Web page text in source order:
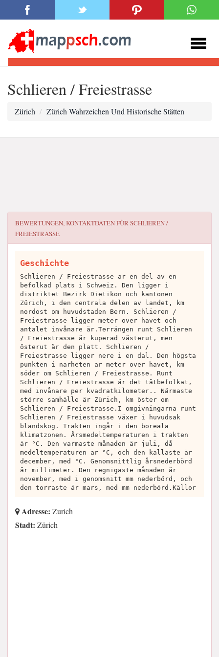
Schlieren / Freiestrasse
Zürich Zürich Wahrzeichen Und Historische Stätten
BEWERTUNGEN, KONTAKTDATEN FÜRSCHLIEREN /
FREIESTRASSE
Geschichte
Schlieren / Freiestrasse är en del av en
befolkad plats i Schweiz. Den ligger i
distriktet Bezirk Dietikon och kantonen
Zürich, i den centrala delen av landet, km
nordost om huvudstaden Bern. Schlieren /
Freiestrasse ligger meter över havet och
antalet invånare är.Terrängen runt Schlieren
/ Freiestrasse är kuperad västerut, men
österut är den platt. Schlieren /
Freiestrasse ligger nere i en dal. Den högsta
punkten i närheten är meter över havet, km
söder om Schlieren / Freiestrasse. Runt
Schlieren / Freiestrasse är det tätbefolkat,
med invånare per kvadratkilometer.. Närmaste
större samhälle är Zürich, km öster om
Schlieren / Freiestrasse.I omgivningarna runt
Schlieren / Freiestrasse växer i huvudsak
blandskog. Trakten ingår i den boreala
klimatzonen. Årsmedeltemperaturen i trakten
är °C. Den varmaste månaden är juli, då
medeltemperaturen är °C, och den kallaste är
december, med °C. Genomsnittlig årsnederbörd
är millimeter. Den regnigaste månaden är
november, med i genomsnitt mm nederbörd, och
den torraste är mars, med mm nederbörd.Källor
Adresse: Zurich
Stadt: Zürich